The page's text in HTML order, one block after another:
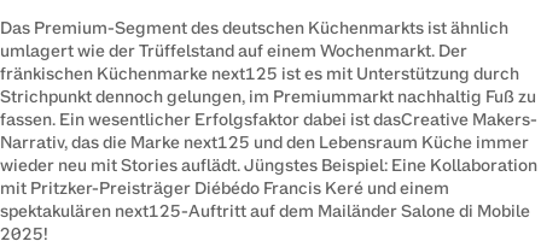
Das Premium-Segment des deutschen Küchenmarkts ist ähnlich
umlagert wie der Trüffelstand auf einem Wochenmarkt. Der
fränkischen Küchenmarke next125 ist es mit Unterstützung durch
Strichpunkt dennoch gelungen, im Premiummarkt nachhaltig Fuß zu
fassen. Ein wesentlicher Erfolgsfaktor dabei ist dasCreative Makers-
Narrativ, das die Marke next125 und den Lebensraum Küche immer
wieder neu mit Stories auflädt. Jüngstes Beispiel: Eine Kollaboration
mit Pritzker-Preisträger Diébédo Francis Keré und einem
spektakulären next125-Auftritt auf dem Mailänder Salone di Mobile
2025!